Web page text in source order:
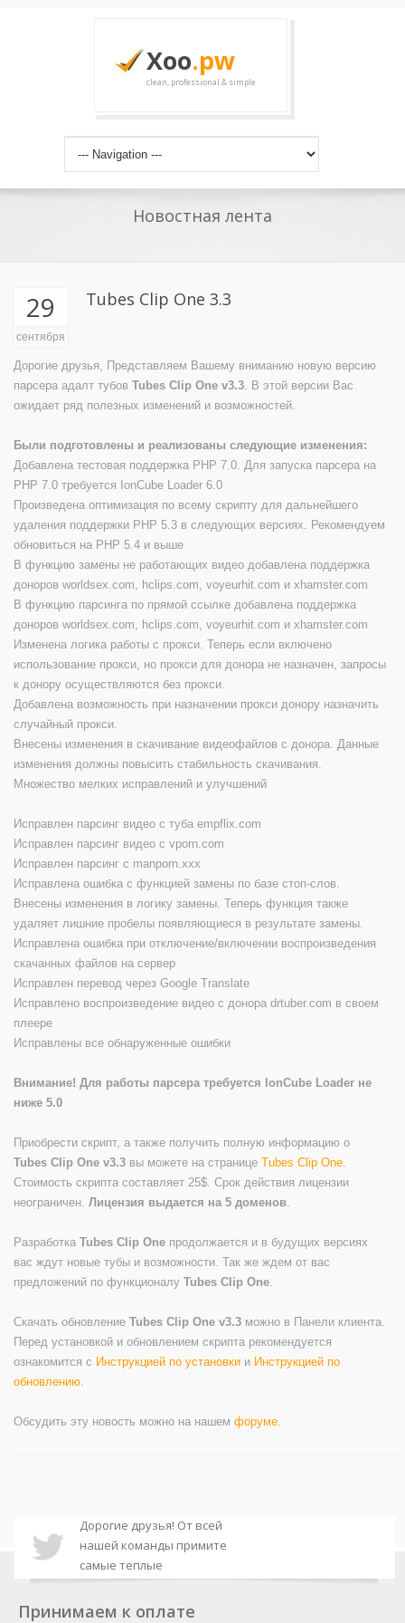
Xoo.pw
clean, professional & simple
Новостная лента
29
сентября
Tubes Clip One 3.3
Дорогие друзья, Представляем Вашему вниманию новую версию
парсера адалт тубовTubes Clip One v3.3. В этой версии Вас
ожидает ряд полезных изменений и возможностей.
Были подготовлены и реализованы следующие изменения:
Добавлена тестовая поддержка PHP 7.0. Для запуска парсера на
PHP 7.0 требуется IonCube Loader 6.0
Произведена оптимизация по всему скрипту для дальнейшего
удаления поддержки PHP 5.3 в следующих версиях. Рекомендуем
обновиться на PHP 5.4 и выше
В функцию замены не работающих видео добавлена поддержка
доноров worldsex.com, hclips.com, voyeurhit.com и xhamster.com
В функцию парсинга по прямой ссылке добавлена поддержка
доноров worldsex.com, hclips.com, voyeurhit.com и xhamster.com
Изменена логика работы с прокси. Теперь если включено
использование прокси, но прокси для донора не назначен, запросы
к донору осуществляются без прокси.
Добавлена возможность при назначении прокси донору назначить
случайный прокси.
Внесены изменения в скачивание видеофайлов с донора. Данные
изменения должны повысить стабильность скачивания.
Множество мелких исправлений и улучшений
Исправлен парсинг видео с туба empflix.com
Исправлен парсинг видео с vporn.com
Исправлен парсинг с manporn.xxx
Исправлена ошибка с функцией замены по базе стоп-слов.
Внесены изменения в логику замены. Теперь функция также
удаляет лишние пробелы появляющиеся в результате замены.
Исправлена ошибка при отключение/включении воспроизведения
скачанных файлов на сервер
Исправлен перевод через Google Translate
Исправлено воспроизведение видео с донора drtuber.com в своем
плеере
Исправлены все обнаруженные ошибки
Внимание! Для работы парсера требуется IonCube Loader не
ниже 5.0
Приобрести скрипт, а также получить полную информацию о
Tubes Clip One v3.3 вы можете на страницеTubes Clip One.
Стоимость скрипта составляет 25$. Срок действия лицензии
неограничен.Лицензия выдается на 5 доменов.
РазработкаTubes Clip One продолжается и в будущих версиях
вас ждут новые тубы и возможности. Так же ждем от вас
предложений по функционалуTubes Clip One.
Скачать обновлениеTubes Clip One v3.3 можно в Панели клиента.
Перед установкой и обновлением скрипта рекомендуется
ознакомится с Инструкцией по установки и Инструкцией по
обновлению.
Обсудить эту новость можно на нашемфоруме.
Дорогие друзья! От всей
нашей команды примите
самые теплые
наступающим Новым годом
Дорогие друзья, доступна
xProtect. В данном релизе
Принимаем к оплате